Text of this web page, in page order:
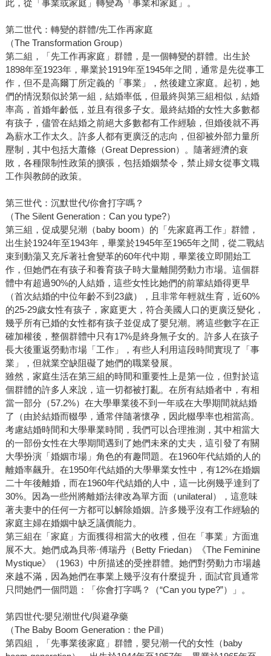
此，從「事業或家庭」轉變為「事業和家庭」。
第二世代：轉變的群體/先工作再家庭
（The Transformation Group）
第二組，「先工作再家庭」群體，是一個轉變的群體。出生於
1898年至1923年，畢業於1919年至1945年之間，通常是先從事工
作，但不是高爾丁所定義的「事業」，然後建立家庭。起初，她
們的情況類似於第一組，結婚率低，但最終與第三組相似，結婚
率高，首婚年齡低，並且有很多子女。最終結婚的女性大多數都
有孩子，儘管在結婚之前絕大多數都有工作經驗，但婚後就不再
為薪水工作太久。許多人都有更廣泛的志向，但卻被外部力量所
壓制，其中包括大蕭條（Great Depression）。隨著經濟的衰
敗，各種限制性政策的擴張，包括婚姻禁令，禁止婦女從事文職
工作與教師的政策。
第三世代：沉默世代/你會打字嗎？
（The Silent Generation：Can you type?）
第三組，促成嬰兒潮（baby boom）的「先家庭再工作」群體，
出生於1924年至1943年，畢業於1945年至1965年之間，從二戰結
束到動蕩又充斥著社會變革的60年代中期，畢業後立即開始工
作，但她們在有孩子和養育孩子時大量離開勞動力市場。這個群
體中有超過90%的人結婚，這些女性比她們的前輩結婚得更早
（首次結婚的中位年齡不到23歲），且非常年輕就生育，近60%
的25-29歲女性有孩子，家庭更大，符合美國人口的更廣泛變化，
幾乎所有已婚的女性都有孩子並促成了嬰兒潮。將這些數字在正
確加權後，整個群體中只有17%是終身無子女的。許多人在孩子
長大後重返勞動市場「工作」，有些人利用這段時間實現了「事
業」，但就業空缺阻礙了她們的職業發展。
雖然，家庭生活在第三組的時間和重要性上是第一位，但對於這
個群體的許多人來說，這一切都被打亂。在所有結婚者中，有相
當一部分（57.2%）在大學畢業後不到一年或在大學期間就結婚
了（由於結婚而輟學，通常伴隨著懷孕，因此輟學率也相當高。
考慮結婚時間和大學畢業時間，我們可以合理推測，其中相當大
的一部份女性在大學期間遇到了她們未來的丈夫，這引發了有關
大學扮演「婚姻市場」角色的有趣問題。在1960年代結婚的人的
離婚率飆升。在1950年代結婚的大學畢業女性中，有12%在婚姻
二十年後離婚，而在1960年代結婚的人中，這一比例幾乎達到了
30%。因為一些州將離婚法律改為單方面（unilateral），這意味
著夫妻中的任何一方都可以解除婚姻。許多幾乎沒有工作經驗的
家庭主婦在婚姻中缺乏議價能力。
第三組在「家庭」方面獲得相當大的收穫，但在「事業」方面進
展不大。她們成為貝蒂·傅瑞丹（Betty Friedan）《The Feminine
Mystique》（1963）中所描述的受挫群體。她們對勞動力市場越
來越不滿，因為她們在事業上幾乎沒有什麼提升，面試官員通常
只問她們一個問題：「你會打字嗎？（“Can you type?”）」。
第四世代:嬰兒潮世代/與避孕藥
（The Baby Boom Generation：the Pill）
第四組，「先事業後家庭」群體，嬰兒潮一代的女性（baby